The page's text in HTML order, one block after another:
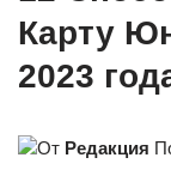
Карту
2023
От Редакция